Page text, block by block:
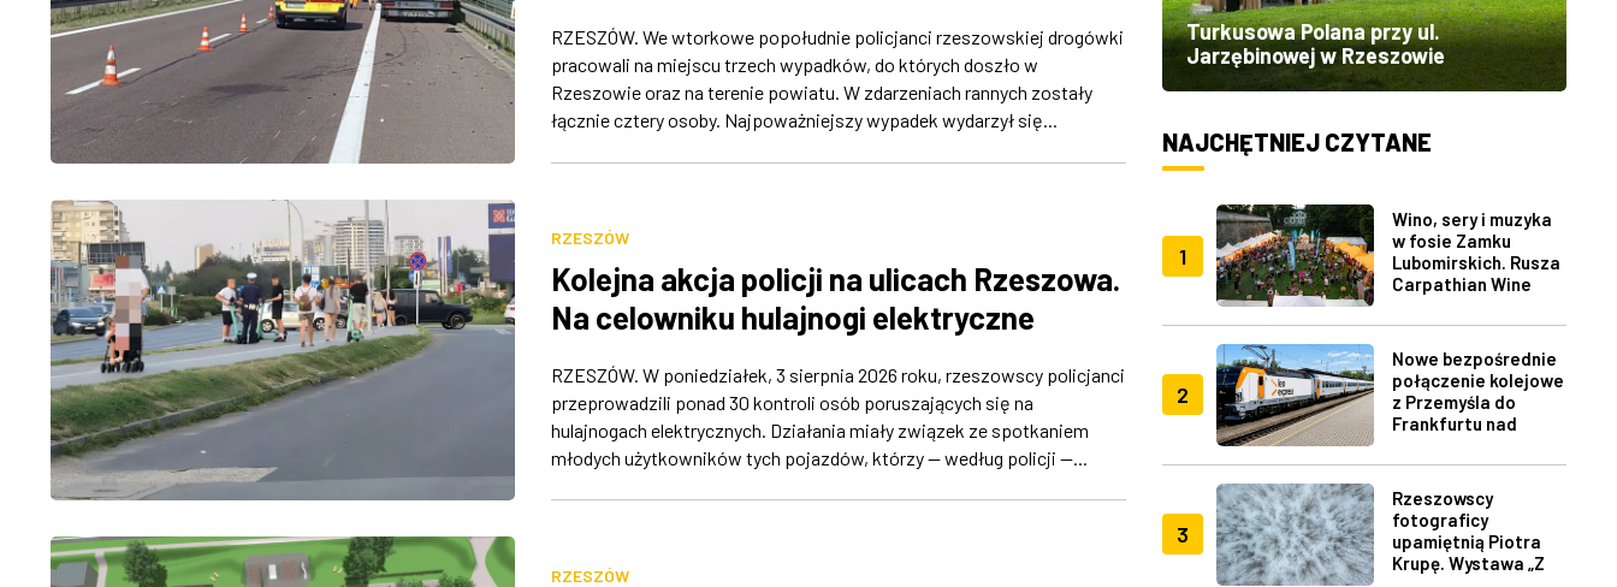
RZESZÓW. We wtorkowe popołudnie policjanci rzeszowskiej drogówki
pracowali na miejscu trzech wypadków, do których doszło w
Rzeszowie oraz na terenie powiatu. W zdarzeniach rannych zostały
łącznie cztery osoby. Najpoważniejszy wypadek wydarzył się...
RZESZÓW
Kolejna akcja policji na ulicach Rzeszowa.
Na celowniku hulajnogi elektryczne
RZESZÓW. W poniedziałek, 3 sierpnia 2026 roku, rzeszowscy policjanci
przeprowadzili ponad 30 kontroli osób poruszających się na
hulajnogach elektrycznych. Działania miały związek ze spotkaniem
młodych użytkowników tych pojazdów, którzy — według policji —...
RZESZÓW
Turkusowa Polana przy ul.
Jarzębinowej w Rzeszowie
NAJCHĘTNIEJ CZYTANE
1
Wino, sery i muzyka
w fosie Zamku
Lubomirskich. Rusza
Carpathian Wine
2
Nowe bezpośrednie
połączenie kolejowe
z Przemyśla do
Frankfurtu nad
3
Rzeszowscy
fotograficy
upamiętnią Piotra
Krupę. Wystawa „Z